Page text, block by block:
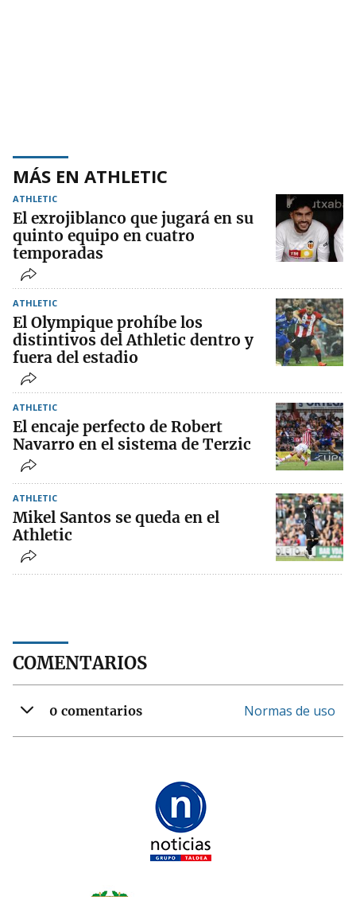
MÁS EN ATHLETIC
ATHLETIC
El exrojiblanco que jugará en su
quinto equipo en cuatro
temporadas
ATHLETIC
El Olympique prohíbe los
distintivos del Athletic dentro y
fuera del estadio
ATHLETIC
El encaje perfecto de Robert
Navarro en el sistema de Terzic
ATHLETIC
Mikel Santos se queda en el
Athletic
COMENTARIOS
0 comentarios Normas de uso